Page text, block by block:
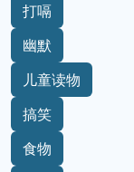
打嗝
幽默
儿童读物
搞笑
食物